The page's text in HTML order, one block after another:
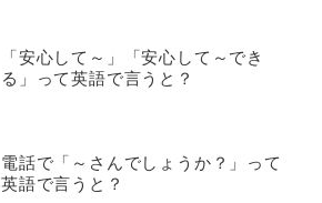
「安心して～」「安心して～でき
る」って英語で言うと？
電話で「～さんでしょうか？」って
英語で言うと？